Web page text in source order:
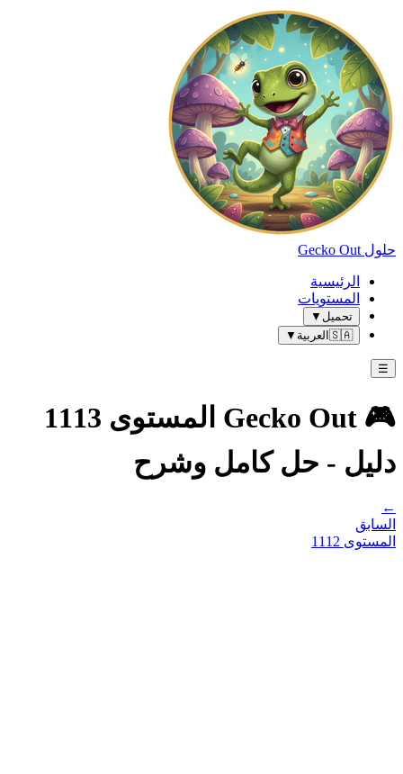
حلول Gecko Out
الرئيسية
المستويات
تحميل ▼
🇸🇦 العربية ▼
☰
🎮 Gecko Out المستوى 1113
دليل - حل كامل وشرح
←
السابق
المستوى 1112